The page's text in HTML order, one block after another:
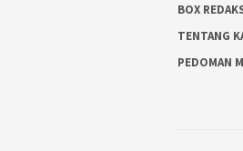
BOX
TENTANG
PEDOMAN